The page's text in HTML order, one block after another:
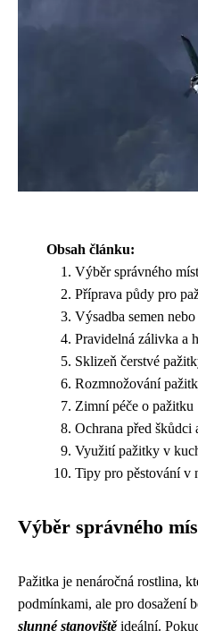
Obsah článku:
Výběr správného
Příprava půdy pro
Výsadba semen nebo
Pravidelná zálivka a
Sklizeň čerstvé
Rozmnožování
Zimní péče o pažitku
Ochrana před škůdci
Využití pažitky v
Tipy pro pěstování v
Výběr správného
Pažitka je nenáročná rostlina,
podmínkami, ale pro dosažení
slunné stanovištěideální.